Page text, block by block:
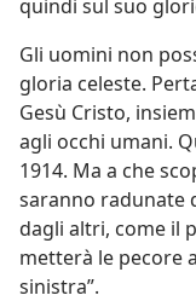
quindi sul suo
Gli uomini non
gloria celeste.
Gesù Cristo,
agli occhi umani.
1914. Ma a che
saranno radunate
dagli altri, come il
metterà le pecore
sinistra”.